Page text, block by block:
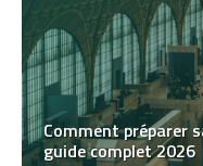
Comment préparer
guide complet 2026